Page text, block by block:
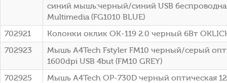
синий мышь:черный/синий USB
Multimedia (FG1010 BLUE)
702921
Колонки оклик OK-119 2.0 черный 6Вт
702923
Мышь A4Tech Fstyler FM10 черный/серый
1600dpi USB 4but (FM10 GREY)
702925
Мышь A4Tech OP-730D черный оптическая